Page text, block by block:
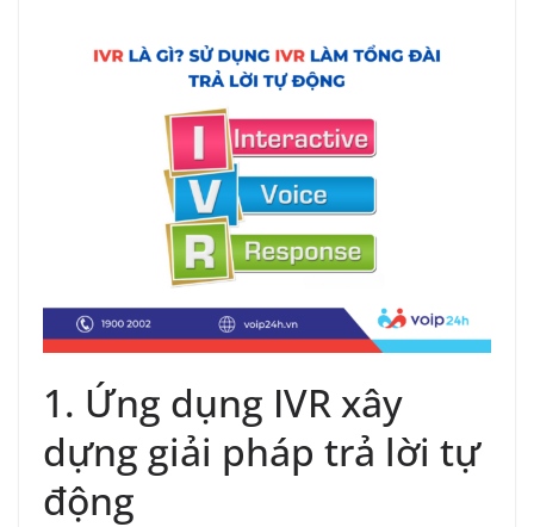
1. Ứng dụng IVR xây
dựng giải pháp trả lời tự
động